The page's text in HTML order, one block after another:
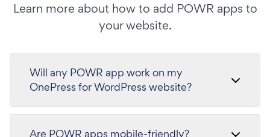
Learn more about how to add POWR apps to
your website.
Will any POWR app work on my
OnePress for WordPress website?
Are POWR apps mobile-friendly?